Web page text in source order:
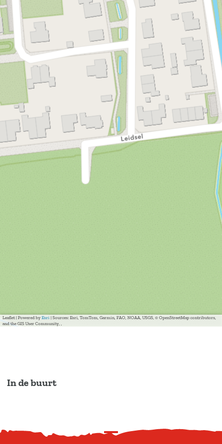
In de buurt
Leaflet | Powered by Esri | Sources: Esri, TomTom, Garmin, FAO, NOAA, USGS, © OpenStreetMap contributors,
and the GIS User Community, ,
S